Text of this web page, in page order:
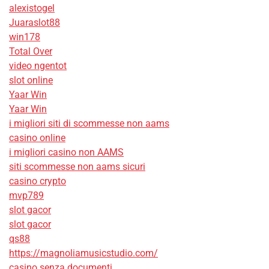
alexistogel
Juaraslot88
win178
Total Over
video ngentot
slot online
Yaar Win
Yaar Win
i migliori siti di scommesse non aams
casino online
i migliori casino non AAMS
siti scommesse non aams sicuri
casino crypto
mvp789
slot gacor
slot gacor
qs88
https://magnoliamusicstudio.com/